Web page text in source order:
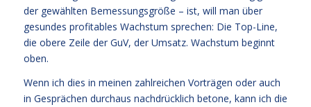
der gewählten Bemessungsgröße – ist, will man über
gesundes profitables Wachstum sprechen: Die Top-Line,
die obere Zeile der GuV, der Umsatz. Wachstum beginnt
oben.
Wenn ich dies in meinen zahlreichen Vorträgen oder auch
in Gesprächen durchaus nachdrücklich betone, kann ich die